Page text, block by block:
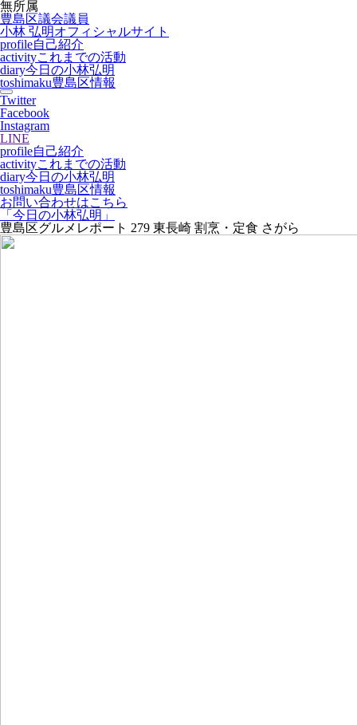
無所属
豊島区議会議員
小林 弘明オフィシャルサイト
profile自己紹介
activityこれまでの活動
diary今日の小林弘明
toshimaku豊島区情報
Twitter
Facebook
Instagram
LINE
profile自己紹介
activityこれまでの活動
diary今日の小林弘明
toshimaku豊島区情報
お問い合わせはこちら
「今日の小林弘明」
豊島区グルメレポート 279 東長崎 割烹・定食 さがら